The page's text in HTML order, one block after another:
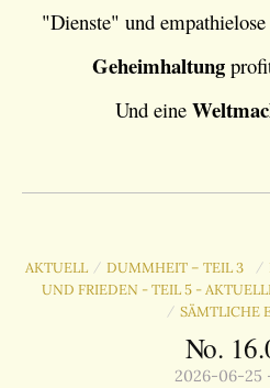
"Dienste" und empathielose
Geheimhaltung
Und eine
AKTUELL / DUMMHEIT – TEIL 3 /
UND FRIEDEN - TEIL 5 -
/ SÄMTLICHE
No.
2026-06-25